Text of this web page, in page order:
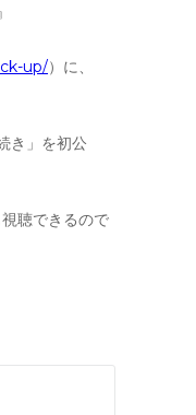
up/）に、
き」を初公
聴できるので